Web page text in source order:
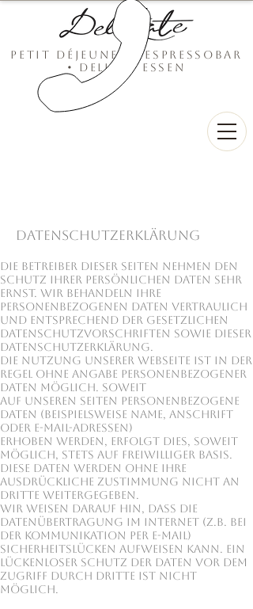
Petit déjeuner • Espressobar
• Delikat essen
Datenschutzerklärung
Die Betreiber dieser Seiten nehmen den
Schutz Ihrer persönlichen Daten sehr
ernst. Wir behandeln Ihre
personenbezogenen Daten vertraulich
und entsprechend der gesetzlichen
Datenschutzvorschriften sowie dieser
Datenschutzerklärung.
Die Nutzung unserer Webseite ist in der
Regel ohne Angabe personenbezogener
Daten möglich. Soweit
auf unseren Seiten personenbezogene
Daten (beispielsweise Name, Anschrift
oder E-Mail-Adressen)
erhoben werden, erfolgt dies, soweit
möglich, stets auf freiwilliger Basis.
Diese Daten werden ohne Ihre
ausdrückliche Zustimmung nicht an
Dritte weitergegeben.
Wir weisen darauf hin, dass die
Datenübertragung im Internet (z.B. bei
der Kommunikation per E-Mail)
Sicherheitslücken aufweisen kann. Ein
lückenloser Schutz der Daten vor dem
Zugriff durch Dritte ist nicht
möglich.